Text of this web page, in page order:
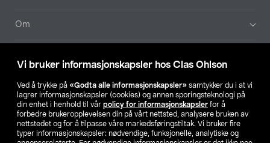
Vi bruker informasjonskapsler hos Clas Ohlson
Ved å trykke på «Godta alle informasjonskapsler» samtykker du i at vi
lagrer informasjonskapsler (cookies) og annen sporingsteknologi på
din enhet i henhold til vår policy for informasjonskapsler for å
forbedre brukeropplevelsen din på vårt nettsted, analysere bruken av
nettstedet og for å tilpasse våre markedsføringstiltak. Vi bruker fire
typer informasjonskapsler: nødvendige, funksjonelle, analytiske og
Om
Våre selskaper
Finn din butikk